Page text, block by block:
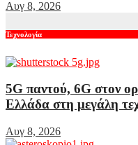
Αυγ 8, 2026
Τεχνολογία
5G παντού, 6G στον
Ελλάδα στη μεγάλη
Αυγ 8, 2026